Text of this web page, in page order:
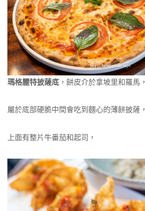
瑪格麗特披薩底 ，餅皮介於拿坡里和羅馬，
屬於底部硬脆中間會吃到麵心的薄餅披薩，
上面有整片牛番茄和起司，